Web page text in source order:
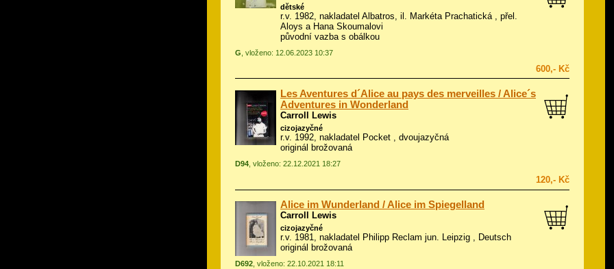
dětské
r.v. 1982, nakladatel Albatros, il. Markéta Prachatická , přel.
Aloys a Hana Skoumalovi
původní vazba s obálkou
G , vloženo: 12.06.2023 10:37
600,- Kč
Les Aventures d´Alice au pays des merveilles / Alice´s
Adventures in Wonderland
Carroll Lewis
cizojazyčné
r.v. 1992, nakladatel Pocket , dvoujazyčná
originál brožovaná
D94 , vloženo: 22.12.2021 18:27
120,- Kč
Alice im Wunderland / Alice im Spiegelland
Carroll Lewis
cizojazyčné
r.v. 1981, nakladatel Philipp Reclam jun. Leipzig , Deutsch
originál brožovaná
D692 , vloženo: 22.10.2021 18:11